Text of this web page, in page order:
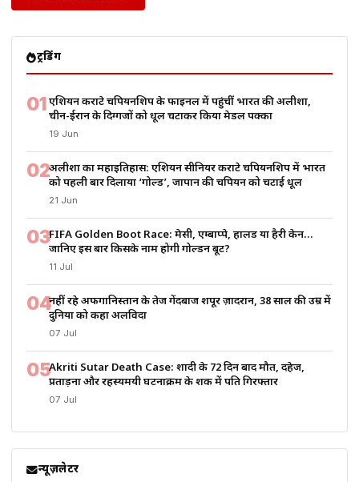
ट्रेंडिंग
01एशियन कराटे चैंपियनशिप के फाइनल में पहुंचीं भारत की अलीशा,
चीन-ईरान के दिग्गजों को धूल चटाकर किया मेडल पक्का
19 Jun
02अलीशा का महाइतिहास: एशियन सीनियर कराटे चैंपियनशिप में भारत
को पहली बार दिलाया ‘गोल्ड’, जापान की चैंपियन को चटाई धूल
21 Jun
03FIFA Golden Boot Race: मेसी, एम्बाप्पे, हालैंड या हैरी केन…
जानिए इस बार किसके नाम होगी गोल्डन बूट?
11 Jul
04नहीं रहे अफगानिस्तान के तेज गेंदबाज शपूर ज़ादरान, 38 साल की उम्र में
दुनिया को कहा अलविदा
07 Jul
05Akriti Sutar Death Case: शादी के 72 दिन बाद मौत, दहेज,
प्रताड़ना और रहस्यमयी घटनाक्रम के शक में पति गिरफ्तार
07 Jul
न्यूज़लेटर